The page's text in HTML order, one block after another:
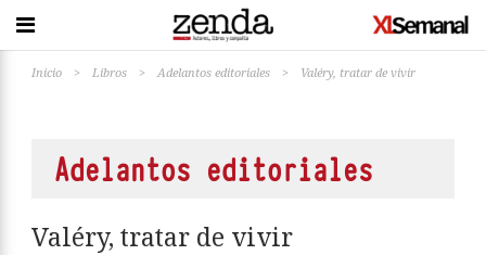
Inicio > Libros > Adelantos editoriales > Valéry, tratar de vivir
Adelantos editoriales
Valéry, tratar de vivir